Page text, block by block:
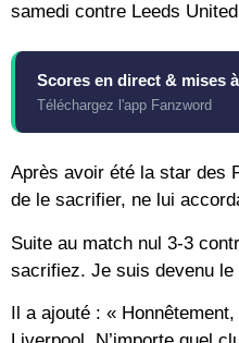
samedi contre Leeds
Scores en direct & mises
Téléchargez l'app Fanzword
Après avoir été la star des
de le sacrifier, ne lui
Suite au match nul 3-3
sacrifiez. Je suis devenu le
Il a ajouté : «